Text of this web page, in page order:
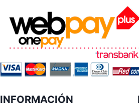
INFORMACIÓN